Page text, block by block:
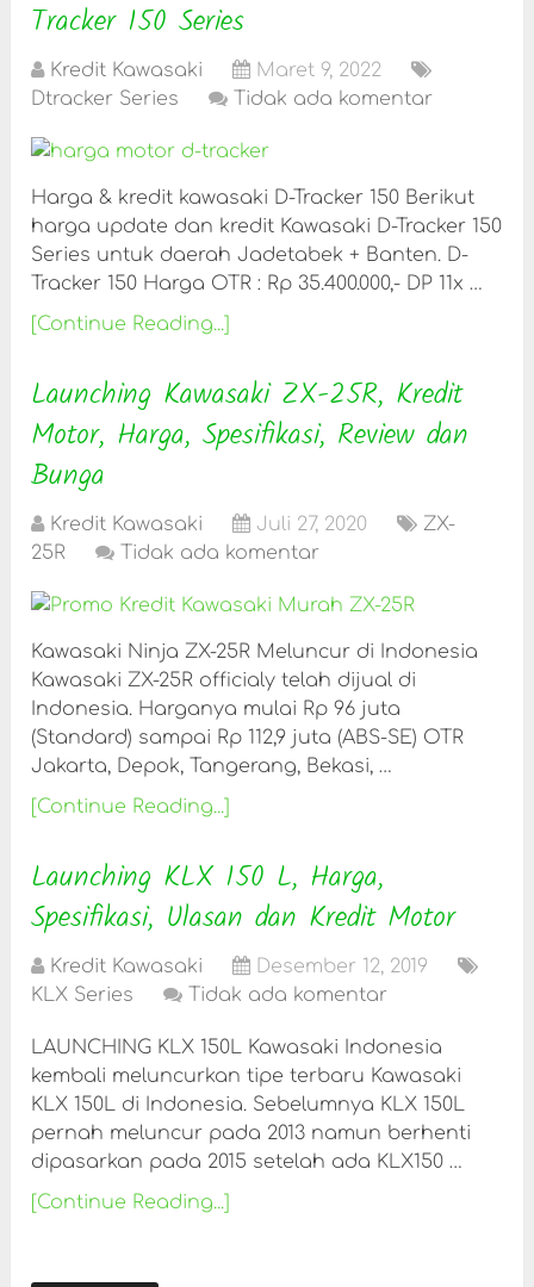
Tracker 150 Series
Kredit Kawasaki
Maret 9, 2022
Dtracker Series
Tidak ada komentar
Harga & kredit kawasaki D-Tracker 150 Berikut
harga update dan kredit Kawasaki D-Tracker 150
Series untuk daerah Jadetabek + Banten. D-
Tracker 150 Harga OTR : Rp 35.400.000,- DP 11x …
[Continue Reading...]
Launching Kawasaki ZX-25R, Kredit
Motor, Harga, Spesifikasi, Review dan
Bunga
Kredit Kawasaki Juli 27, 2020
ZX-
25R
Tidak ada komentar
Kawasaki Ninja ZX-25R Meluncur di Indonesia
Kawasaki ZX-25R officialy telah dijual di
Indonesia. Harganya mulai Rp 96 juta
(Standard) sampai Rp 112,9 juta (ABS-SE) OTR
Jakarta, Depok, Tangerang, Bekasi, …
[Continue Reading...]
Launching KLX 150 L, Harga,
Spesifikasi, Ulasan dan Kredit Motor
Kredit Kawasaki
Desember 12, 2019
KLX Series
Tidak ada komentar
LAUNCHING KLX 150L Kawasaki Indonesia
kembali meluncurkan tipe terbaru Kawasaki
KLX 150L di Indonesia. Sebelumnya KLX 150L
pernah meluncur pada 2013 namun berhenti
dipasarkan pada 2015 setelah ada KLX150 …
[Continue Reading...]